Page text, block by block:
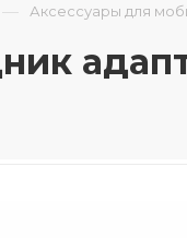
— Аксессуары для